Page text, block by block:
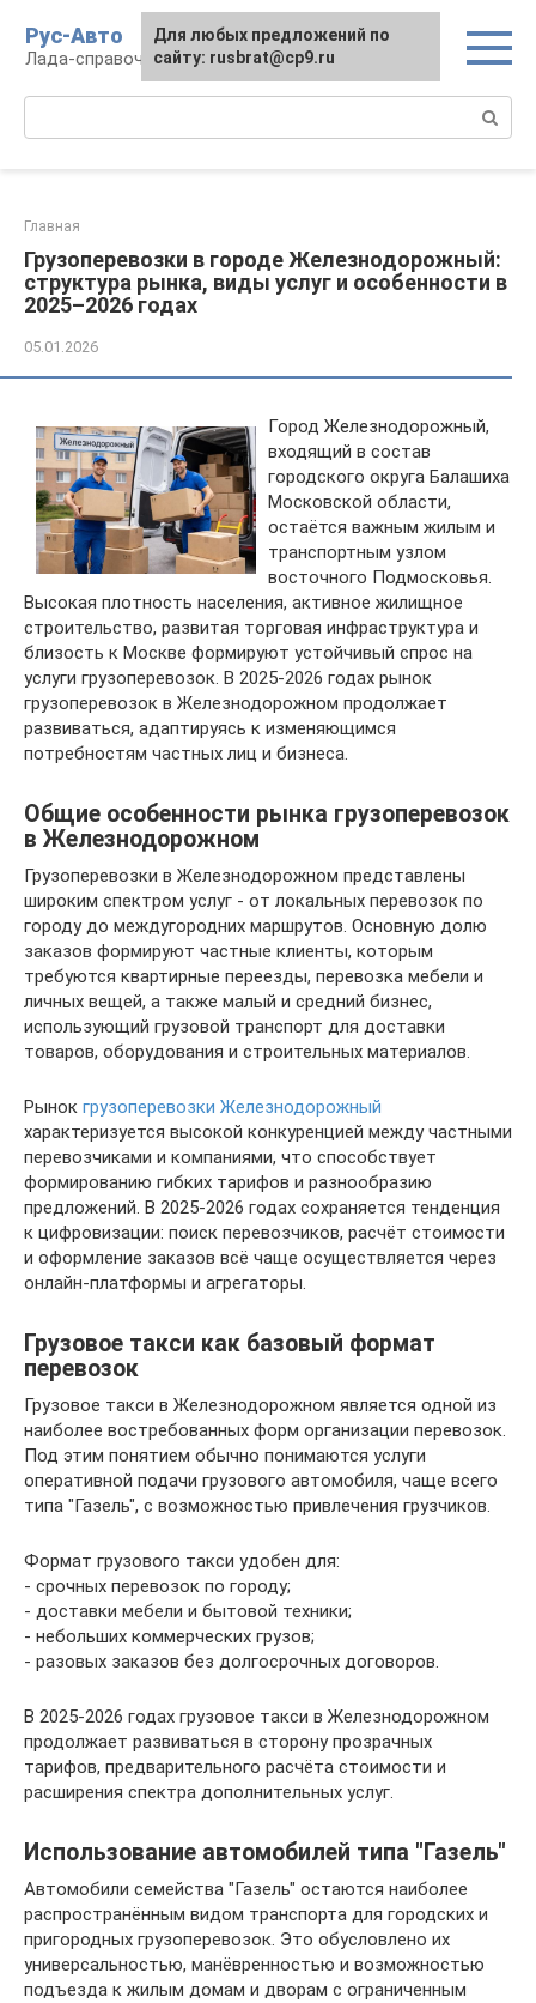
контенту
Рус-Авто
Лада-справочник
Главная
Грузоперевозки в городе Железнодорожный:
структура рынка, виды услуг и особенности в
2025–2026 годах
05.01.2026
Город Железнодорожный,
входящий в состав
городского округа Балашиха
Московской области,
остаётся важным жилым и
транспортным узлом
восточного Подмосковья.
Высокая плотность населения, активное жилищное
строительство, развитая торговая инфраструктура и
близость к Москве формируют устойчивый спрос на
услуги грузоперевозок. В 2025-2026 годах рынок
грузоперевозок в Железнодорожном продолжает
развиваться, адаптируясь к изменяющимся
потребностям частных лиц и бизнеса.
Общие особенности рынка грузоперевозок
в Железнодорожном
Грузоперевозки в Железнодорожном представлены
широким спектром услуг - от локальных перевозок по
городу до междугородних маршрутов. Основную долю
заказов формируют частные клиенты, которым
требуются квартирные переезды, перевозка мебели и
личных вещей, а также малый и средний бизнес,
использующий грузовой транспорт для доставки
товаров, оборудования и строительных материалов.
Рынок грузоперевозки Железнодорожный
характеризуется высокой конкуренцией между частными
перевозчиками и компаниями, что способствует
формированию гибких тарифов и разнообразию
предложений. В 2025-2026 годах сохраняется тенденция
к цифровизации: поиск перевозчиков, расчёт стоимости
и оформление заказов всё чаще осуществляется через
онлайн-платформы и агрегаторы.
Грузовое такси как базовый формат
перевозок
Грузовое такси в Железнодорожном является одной из
наиболее востребованных форм организации перевозок.
Под этим понятием обычно понимаются услуги
оперативной подачи грузового автомобиля, чаще всего
типа "Газель", с возможностью привлечения грузчиков.
Формат грузового такси удобен для:
- срочных перевозок по городу;
- доставки мебели и бытовой техники;
- небольших коммерческих грузов;
- разовых заказов без долгосрочных договоров.
В 2025-2026 годах грузовое такси в Железнодорожном
продолжает развиваться в сторону прозрачных
тарифов, предварительного расчёта стоимости и
расширения спектра дополнительных услуг.
Использование автомобилей типа "Газель"
Автомобили семейства "Газель" остаются наиболее
распространённым видом транспорта для городских и
пригородных грузоперевозок. Это обусловлено их
универсальностью, манёвренностью и возможностью
подъезда к жилым домам и дворам с ограниченным
Для любых предложений по
сайту: rusbrat@cp9.ru